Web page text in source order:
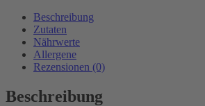
Beschreibung
Zutaten
Nährwerte
Allergene
Rezensionen (0)
Beschreibung